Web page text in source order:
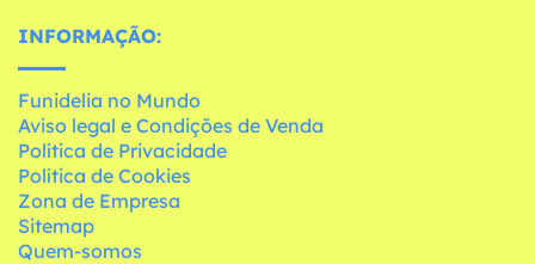
INFORMAÇÃO:
Funidelia no Mundo
Aviso legal e Condições de Venda
Política de Privacidade
Política de Cookies
Zona de Empresa
Sitemap
Quem-somos